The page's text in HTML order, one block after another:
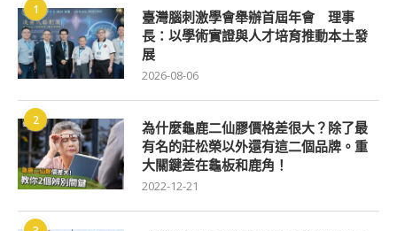
1
臺灣腦刺激學會舉辦首屆年會 理事
長：以學術實證與人才培育推動本土發
展
2026-08-06
2
為什麼龜鹿二仙膠價格差很大？除了最
有名的莊松榮以外還有這二個品牌。重
大關鍵差在龜板和鹿角！
2022-12-21